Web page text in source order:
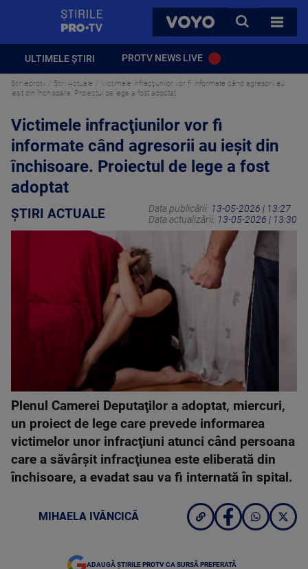
VOYO
CAUTA
TOATE
ULTIMELE ȘTIRI PROTV NEWS LIVE
Stirileprotv Știri Actuale
Victimele infracţiunilor vor fi informate când agresorii au
ieşit din închisoare. Proiectul de lege a fost adoptat
Victimele infracţiunilor vor fi
informate când agresorii au ieşit din
închisoare. Proiectul de lege a fost
adoptat
ȘTIRI ACTUALE Data publicării: 13-05-2026 | 13:27
Data actualizării: 13-05-2026 | 13:30
Plenul Camerei Deputaţilor a adoptat, miercuri,
un proiect de lege care prevede informarea
victimelor unor infracţiuni atunci când persoana
care a săvârşit infracţiunea este eliberată din
închisoare, a evadat sau va fi internată în spital.
MIHAELA IVĂNCICĂ
ADAUGĂ ȘTIRILE PROTV CA SURSĂ PREFERATĂ